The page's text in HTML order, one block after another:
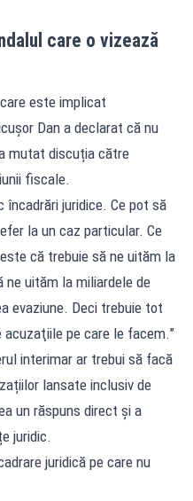
care o vizează
este implicat
Dan a declarat că nu
mutat discuția către
fiscale.
încadrări juridice. Ce pot să
la un caz particular. Ce
că trebuie să ne uităm la
ne uităm la miliardele de
evaziune. Deci trebuie tot
pe care le facem.”
interimar ar trebui să facă
lansate inclusiv de
un răspuns direct și a
juridic.
juridică pe care nu